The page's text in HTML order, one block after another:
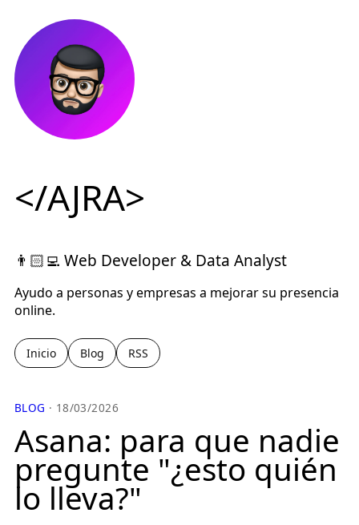
</AJRA>
👨🏻‍💻 Web Developer & Data Analyst
Ayudo a personas y empresas a mejorar su presencia
online.
Inicio Blog RSS
BLOG · 18/03/2026
Asana: para que nadie
pregunte "¿esto quién
lo lleva?"